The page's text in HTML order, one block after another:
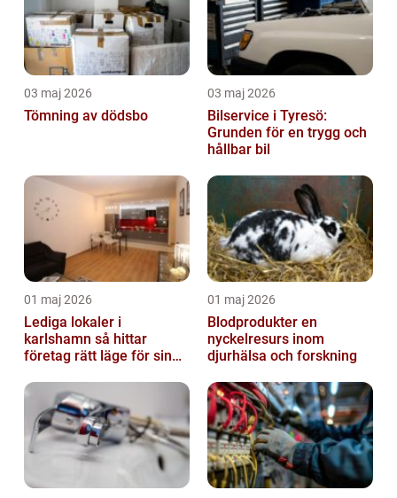
03 maj 2026
Tömning av dödsbo
03 maj 2026
Bilservice i Tyresö:
Grunden för en trygg och
hållbar bil
01 maj 2026
Lediga lokaler i
karlshamn så hittar
företag rätt läge för sin
01 maj 2026
Blodprodukter en
nyckelresurs inom
djurhälsa och forskning